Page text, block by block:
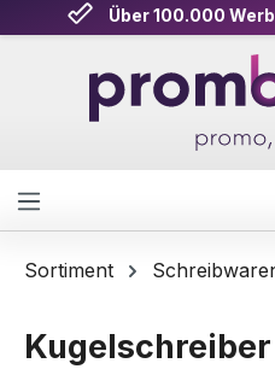
Zum Hauptinhalt springen
Über 100.000
Sortiment